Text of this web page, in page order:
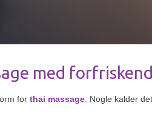
med
for thai massage. Nogle kalder